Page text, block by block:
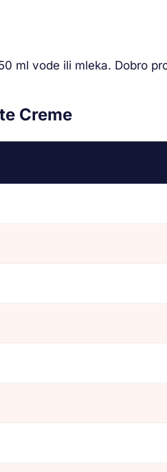
ml vode ili mleka. Dobro
Creme